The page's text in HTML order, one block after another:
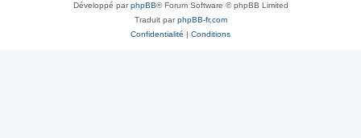
Développé parphpBB® Forum Software © phpBB Limited
Traduit parphpBB-fr.com
Confidentialité | Conditions